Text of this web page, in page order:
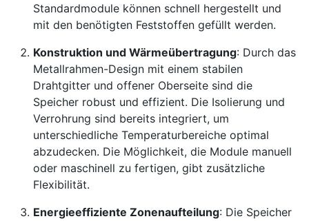
Standardmodule können schnell hergestellt und
mit den benötigten Feststoffen gefüllt werden.
Konstruktion und Wärmeübertragung: Durch das
Metallrahmen-Design mit einem stabilen
Drahtgitter und offener Oberseite sind die
Speicher robust und effizient. Die Isolierung und
Verrohrung sind bereits integriert, um
unterschiedliche Temperaturbereiche optimal
abzudecken. Die Möglichkeit, die Module manuell
oder maschinell zu fertigen, gibt zusätzliche
Flexibilität.
Energieeffiziente Zonenaufteilung: Die Speicher